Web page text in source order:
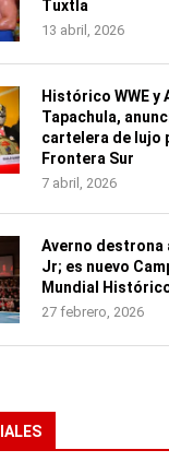
Tuxtla
13 abril, 2026
Histórico WWE y
Tapachula,
cartelera de lujo
Frontera Sur
7 abril, 2026
Averno destrona
Jr; es nuevo
Mundial
27 febrero, 2026